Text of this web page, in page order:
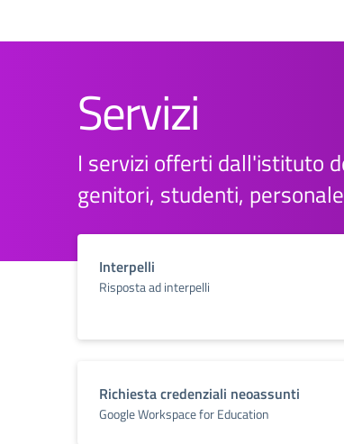
Servizi
I servizi offerti dall'istituto
genitori, studenti,
Interpelli
Risposta ad interpelli
Richiesta credenziali neoassunti
Google Workspace for Education